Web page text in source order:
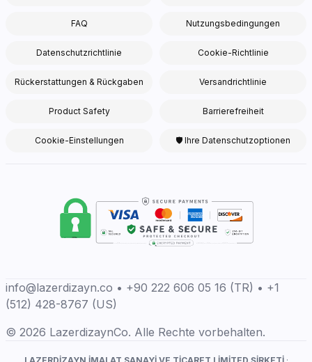
FAQ Nutzungsbedingungen
Datenschutzrichtlinie Cookie-Richtlinie
Rückerstattungen & Rückgaben Versandrichtlinie
Product Safety Barrierefreiheit
Cookie-Einstellungen 🛡 Ihre Datenschutzoptionen
info@lazerdizayn.co • +90 222 606 05 16 (TR) • +1
(512) 428-8767 (US)
© 2026 LazerdizaynCo. Alle Rechte vorbehalten.